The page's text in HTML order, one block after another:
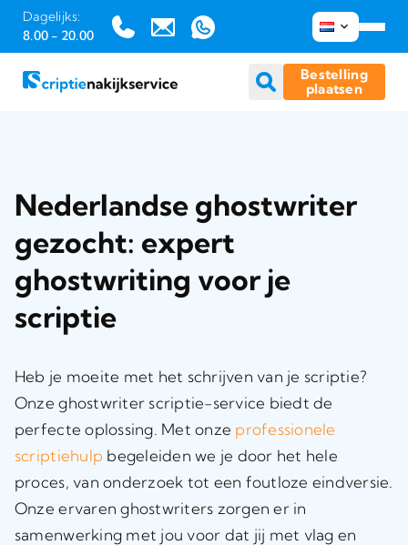
Dagelijks:
8.00 - 20.00
Bestelling
plaatsen
Nederlandse ghostwriter
gezocht: expert
ghostwriting voor je
scriptie
Heb je moeite met het schrijven van je scriptie?
Onze ghostwriter scriptie-service biedt de
perfecte oplossing. Met onze professionele
scriptiehulp begeleiden we je door het hele
proces, van onderzoek tot een foutloze eindversie.
Onze ervaren ghostwriters zorgen er in
samenwerking met jou voor dat jij met vlag en